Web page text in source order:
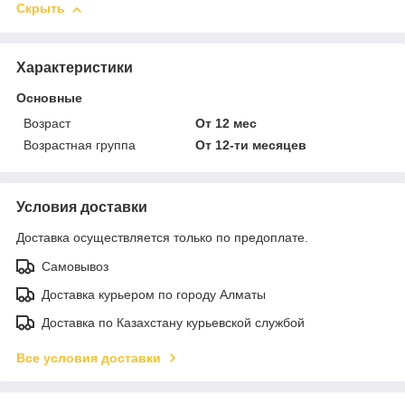
Скрыть
Характеристики
Основные
Возраст
От 12 мес
Возрастная группа
От 12-ти месяцев
Условия доставки
Доставка осуществляется только по предоплате.
Самовывоз
Доставка курьером по городу Алматы
Доставка по Казахстану курьевской службой
Все условия доставки